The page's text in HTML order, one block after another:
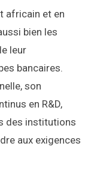
africain et en
bien les
leur
bancaires.
son
en R&D,
des institutions
aux exigences